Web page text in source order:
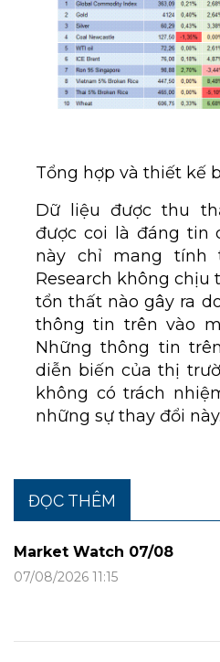
Tổng hợp và thiết kế
Dữ liệu được thu
được coi là đáng tin
này chỉ mang tính
Research không chịu
tổn thất nào gây ra
thông tin trên vào
Những thông tin
diễn biến của thị
không có trách
những sự thay đổi này.
ĐỌC THÊM
Market Watch 07/08
07/08/2026 11:15